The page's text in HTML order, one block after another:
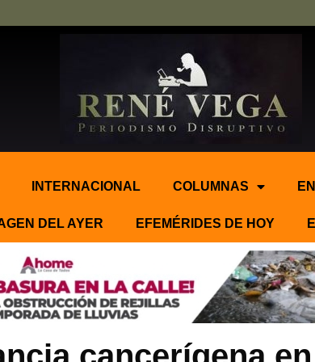
INTERNACIONAL COLUMNAS
DEL AYER EFEMÉRIDES DE HOY